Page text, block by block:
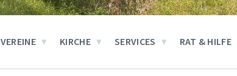
VEREINE KIRCHE SERVICES RAT & HILFE